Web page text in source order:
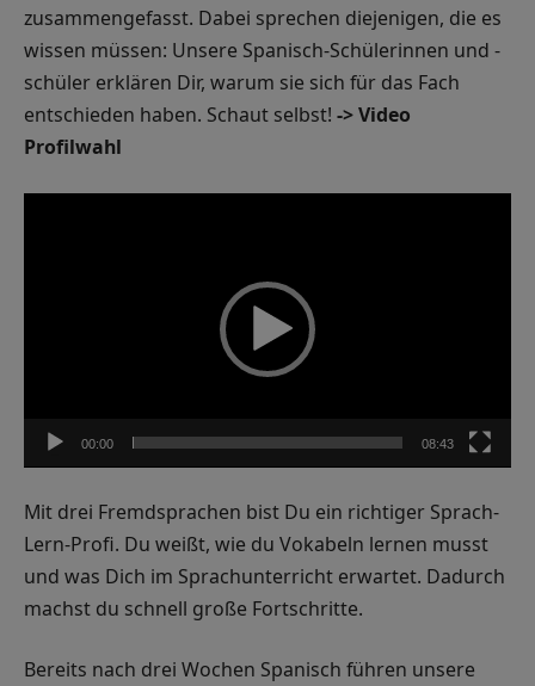
zusammengefasst. Dabei sprechen diejenigen, die es
wissen müssen: Unsere Spanisch-Schülerinnen und -
schüler erklären Dir, warum sie sich für das Fach
entschieden haben. Schaut selbst! -> Video
Profilwahl
00:00 08:43
Mit drei Fremdsprachen bist Du ein richtiger Sprach-
Lern-Profi. Du weißt, wie du Vokabeln lernen musst
und was Dich im Sprachunterricht erwartet. Dadurch
machst du schnell große Fortschritte.
Bereits nach drei Wochen Spanisch führen unsere